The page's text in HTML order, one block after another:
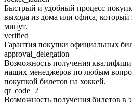
Быстрый и удобный процесс
выхода из дома или офиса, который
минут.
verified
Гарантия покупки официальных
approval_delegation
Возможность получения
наших менеджеров по любым
покупкой билетов на хоккей.
qr_code_2
Возможность получения билетов в